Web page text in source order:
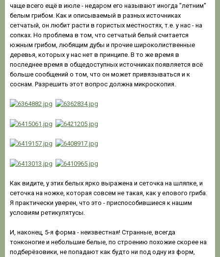
чаще всего ещё в июле - недаром его называют иногда "летним"
белым грибом. Как и описываемый в разных источниках
сетчатый, он любит расти в гористых местностях, т.е. у нас - на
сопках. Но проблема в том, что сетчатый белый считается
южным грибом, любящим дубы и прочие широколиственные
деревья, которых у нас нет в принципе. В то же время в
последнее время в общедоступных источниках появляется всё
больше сообщений о том, что он может привязываться и к
соснам. Разрешить этот вопрос должна микроскопия.
Как видите, у этих белых ярко выражена и сеточка на шляпке, и
сеточка на ножке, которая совсем не такая, как у елового гриба.
Я практически уверен, что это - приспособившиеся к нашим
условиям ретикулятусы.
И, наконец, 5-я форма - неизвестная! Странные, всегда
тонконогие и небольшие белые, по строению похожие скорее на
подберёзовики, не попадают как будто ни под одну из форм,